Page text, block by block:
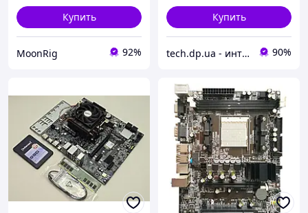
Купить
MoonRig 92%
Купить
tech.dp.ua - интернет магазин 90%